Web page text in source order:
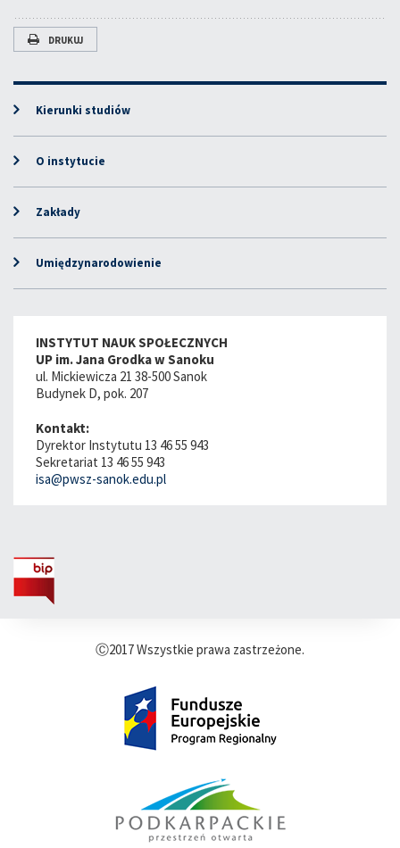
DRUKUJ
Kierunki studiów
O instytucie
Zakłady
Umiędzynarodowienie
INSTYTUT NAUK SPOŁECZNYCH
UP im. Jana Grodka w Sanoku
ul. Mickiewicza 21 38-500 Sanok
Budynek D, pok. 207
Kontakt:
Dyrektor Instytutu 13 46 55 943
Sekretariat 13 46 55 943
isa@pwsz-sanok.edu.pl
Ⓒ2017 Wszystkie prawa zastrzeżone.